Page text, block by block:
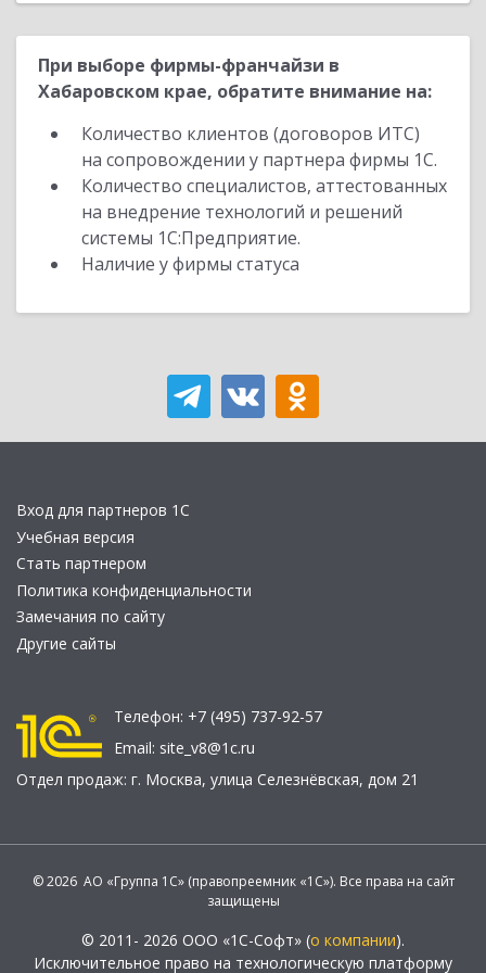
При выборе фирмы-франчайзи в
Хабаровском крае, обратите внимание на:
Количество клиентов (договоров ИТС)
на сопровождении у партнера фирмы 1С.
Количество специалистов, аттестованных
на внедрение технологий и решений
системы 1С:Предприятие.
Наличие у фирмы статуса
Вход для партнеров 1С
Учебная версия
Стать партнером
Политика конфиденциальности
Замечания по сайту
Другие сайты
Телефон: +7 (495) 737-92-57
Email: site_v8@1c.ru
Отдел продаж: г. Москва, улица Селезнёвская, дом 21
© 2026 АО «Группа 1С» (правопреемник «1С»). Все права на сайт
защищены
© 2011- 2026 ООО «1С-Софт» (о компании).
Исключительное право на технологическую платформу